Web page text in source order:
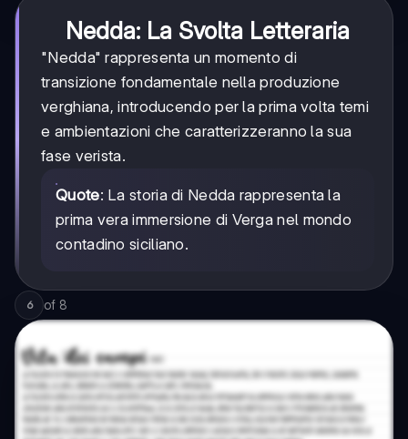
Nedda: La Svolta Letteraria
"Nedda" rappresenta un momento di
transizione fondamentale nella produzione
verghiana, introducendo per la prima volta temi
e ambientazioni che caratterizzeranno la sua
fase verista.
Quote: La storia di Nedda rappresenta la
prima vera immersione di Verga nel mondo
contadino siciliano.
6 of 8